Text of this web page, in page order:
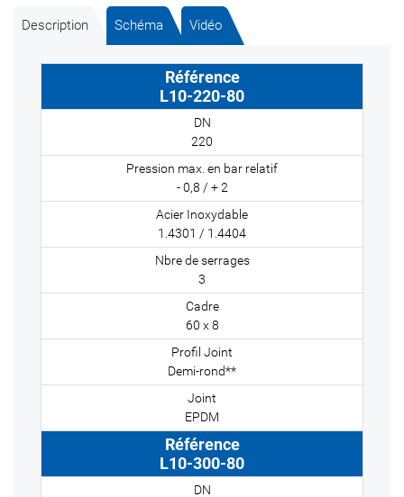
Description Schéma Vidéo
L10-220-80
220
- 0,8 / + 2
1.4301 / 1.4404
3
60 x 8
Demi-rond**
EPDM
L10-300-80